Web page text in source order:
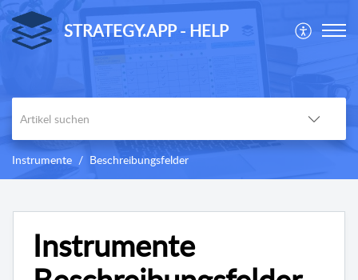
STRATEGY.APP - HELP
Instrumente Beschreibungsfelder
Instrumente